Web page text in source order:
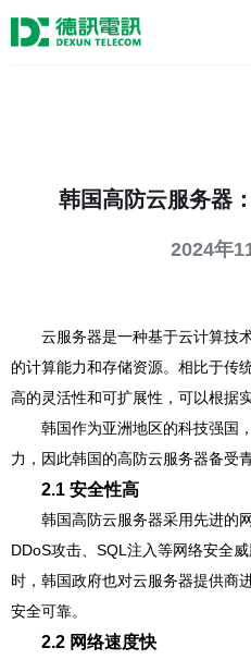
韩国高防云服务器
2024年
云服务器是一种基于云计算技
的计算能力和存储资源。相比于传
高的灵活性和可扩展性，可以根据
韩国作为亚洲地区的科技强国
力，因此韩国的高防云服务器备受
2.1 安全性高
韩国高防云服务器采用先进的
DDoS攻击、SQL注入等网络安全
时，韩国政府也对云服务器提供商
安全可靠。
2.2 网络速度快